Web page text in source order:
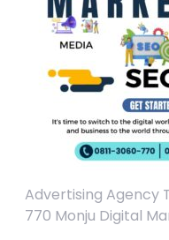
Advertising Agency
770 Monju Digital